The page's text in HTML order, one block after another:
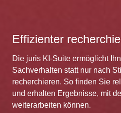
Effizienter
Die juris KI-Suite ermöglicht
Sachverhalten statt nur nach
recherchieren. So finden Sie
und erhalten Ergebnisse, mit
weiterarbeiten können.